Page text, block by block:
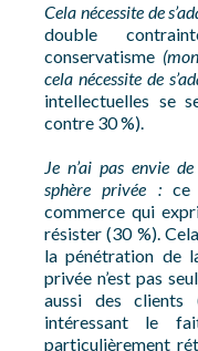
Cela nécessite de
double
conservatisme
cela nécessite de
intellectuelles se
contre 30 %).
Je n’ai pas envie
sphère privée :ce
commerce qui
résister (30 %).
la pénétration de
privée n’est pas
aussi des clients
intéressant le
particulièrement